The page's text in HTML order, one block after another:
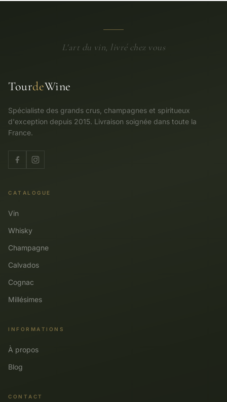
L'art du vin, livré chez vous
TourdeWine
Spécialiste des grands crus, champagnes et spiritueux
d'exception depuis 2015. Livraison soignée dans toute la
France.
CATALOGUE
Vin
Whisky
Champagne
Calvados
Cognac
Millésimes
INFORMATIONS
À propos
Blog
CONTACT